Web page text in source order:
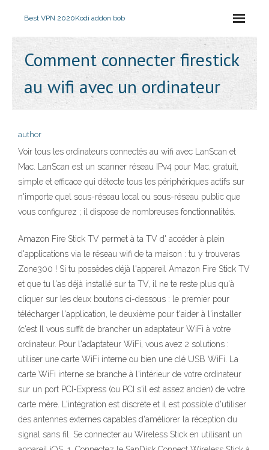
Best VPN 2020Kodi addon bob
Comment connecter firestick
au wifi avec un ordinateur
author
Voir tous les ordinateurs connectés au wifi avec LanScan et
Mac. LanScan est un scanner réseau IPv4 pour Mac, gratuit,
simple et efficace qui détecte tous les périphériques actifs sur
n'importe quel sous-réseau local ou sous-réseau public que
vous configurez ; il dispose de nombreuses fonctionnalités.
Amazon Fire Stick TV permet à ta TV d' accéder à plein
d'applications via le réseau wifi de ta maison : tu y trouveras
Zone300 ! Si tu possèdes déjà l'appareil Amazon Fire Stick TV
et que tu l'as déjà installé sur ta TV, il ne te reste plus qu'à
cliquer sur les deux boutons ci-dessous : le premier pour
télécharger l'application, le deuxième pour t'aider à l'installer
(c'est Il vous suffit de brancher un adaptateur WiFi à votre
ordinateur. Pour l'adaptateur WiFi, vous avez 2 solutions :
utiliser une carte WiFi interne ou bien une clé USB WiFi. La
carte WiFi interne se branche à l'intérieur de votre ordinateur
sur un port PCI-Express (ou PCI s'il est assez ancien) de votre
carte mère. L'intégration est discrète et il est possible d'utiliser
des antennes externes capables d'améliorer la réception du
signal sans fil. Se connecter au Wireless Stick en utilisant un